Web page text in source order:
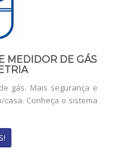
MEDIDOR DE GÁS
gás. Mais segurança e
Conheça o sistema